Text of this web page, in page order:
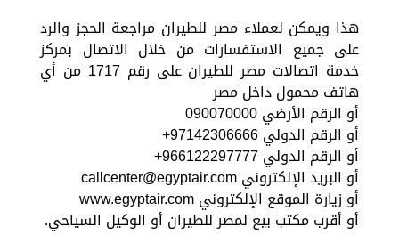
هذا ويمكن لعملاء مصر للطيران مراجعة الحجز والرد
على جميع الاستفسارات من خلال الاتصال بمركز
خدمة اتصالات مصر للطيران على رقم 1717 من أي
هاتف محمول داخل مصر
أو الرقم الأرضي 090070000
أو الرقم الدولي 97142306666+
أو الرقم الدولي 966122297777+
أو البريد الإلكترونيcallcenter@egyptair.com
أو زيارة الموقع الإلكتروني www.egyptair.com
أو أقرب مكتب بيع لمصر للطيران أو الوكيل السياحي.